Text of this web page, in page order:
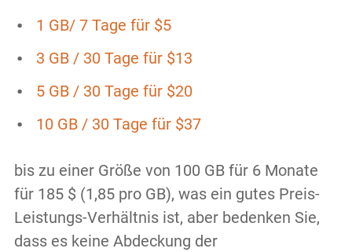
1 GB/ 7 Tage für $5
3 GB / 30 Tage für $13
5 GB / 30 Tage für $20
10 GB / 30 Tage für $37
bis zu einer Größe von 100 GB für 6 Monate
für 185 $ (1,85 pro GB), was ein gutes Preis-
Leistungs-Verhältnis ist, aber bedenken Sie,
dass es keine Abdeckung der